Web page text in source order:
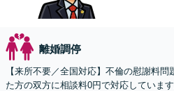
離婚調停
【来所不要／全国対応】不倫の慰謝料
た方の双方に相談料0円で対応していま